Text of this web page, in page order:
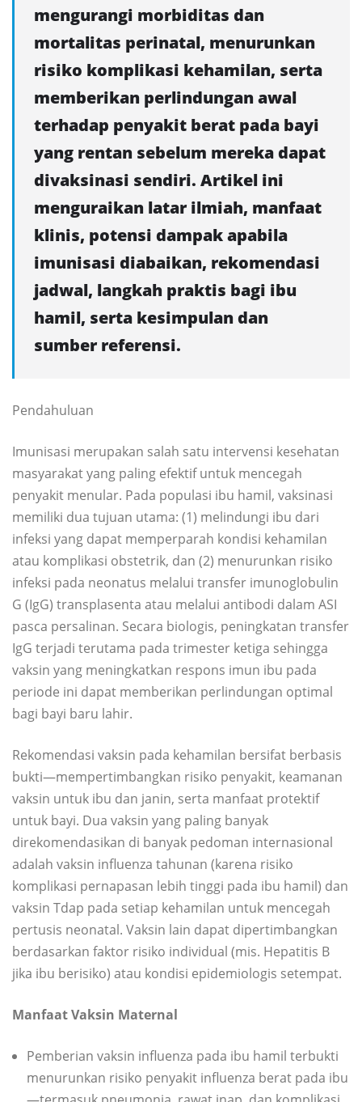
mengurangi morbiditas dan
mortalitas perinatal, menurunkan
risiko komplikasi kehamilan, serta
memberikan perlindungan awal
terhadap penyakit berat pada bayi
yang rentan sebelum mereka dapat
divaksinasi sendiri. Artikel ini
menguraikan latar ilmiah, manfaat
klinis, potensi dampak apabila
imunisasi diabaikan, rekomendasi
jadwal, langkah praktis bagi ibu
hamil, serta kesimpulan dan
sumber referensi.
Pendahuluan
Imunisasi merupakan salah satu intervensi kesehatan
masyarakat yang paling efektif untuk mencegah
penyakit menular. Pada populasi ibu hamil, vaksinasi
memiliki dua tujuan utama: (1) melindungi ibu dari
infeksi yang dapat memperparah kondisi kehamilan
atau komplikasi obstetrik, dan (2) menurunkan risiko
infeksi pada neonatus melalui transfer imunoglobulin
G (IgG) transplasenta atau melalui antibodi dalam ASI
pasca persalinan. Secara biologis, peningkatan transfer
IgG terjadi terutama pada trimester ketiga sehingga
vaksin yang meningkatkan respons imun ibu pada
periode ini dapat memberikan perlindungan optimal
bagi bayi baru lahir.
Rekomendasi vaksin pada kehamilan bersifat berbasis
bukti—mempertimbangkan risiko penyakit, keamanan
vaksin untuk ibu dan janin, serta manfaat protektif
untuk bayi. Dua vaksin yang paling banyak
direkomendasikan di banyak pedoman internasional
adalah vaksin influenza tahunan (karena risiko
komplikasi pernapasan lebih tinggi pada ibu hamil) dan
vaksin Tdap pada setiap kehamilan untuk mencegah
pertusis neonatal. Vaksin lain dapat dipertimbangkan
berdasarkan faktor risiko individual (mis. Hepatitis B
jika ibu berisiko) atau kondisi epidemiologis setempat.
Manfaat Vaksin Maternal
Pemberian vaksin influenza pada ibu hamil terbukti
menurunkan risiko penyakit influenza berat pada ibu